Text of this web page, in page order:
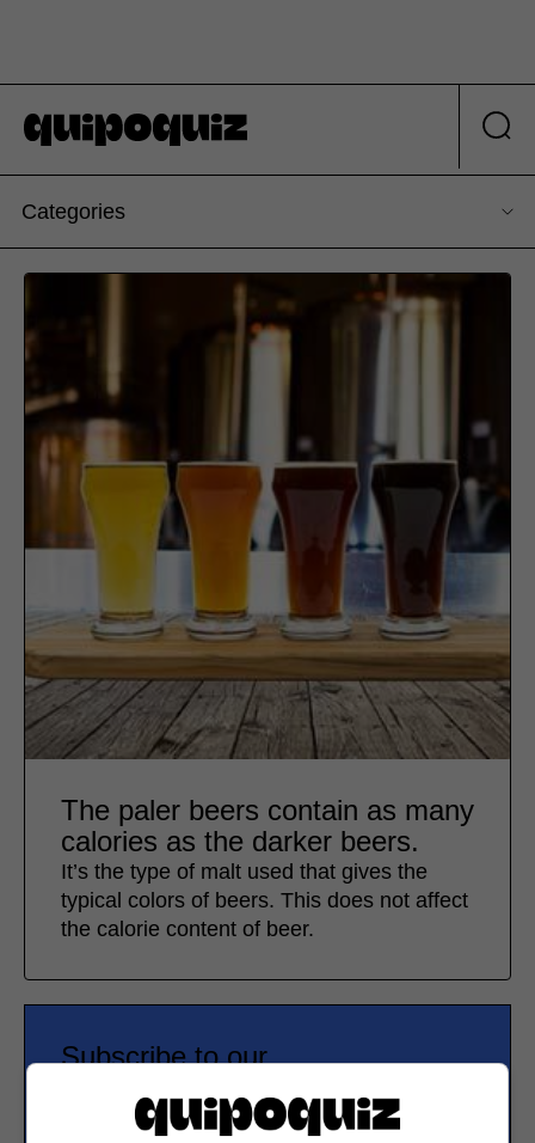
Categories
The paler beers contain as many
calories as the darker beers.
It’s the type of malt used that gives the
typical colors of beers. This does not affect
the calorie content of beer.
Subscribe to our